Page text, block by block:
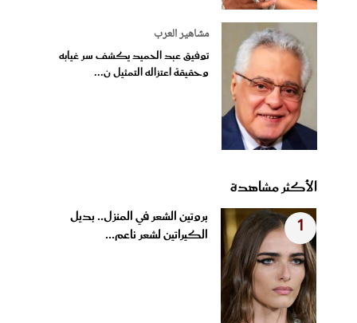
مشاهير العرب
توفيق عبد الحميد يكشف سر غيابه
وحقيقة اعتزاله التمثيل ن...
الأكثر مشاهدة
1
بروتين الشعر في المنزل.. بديل
الكيراتين لشعر ناعم...